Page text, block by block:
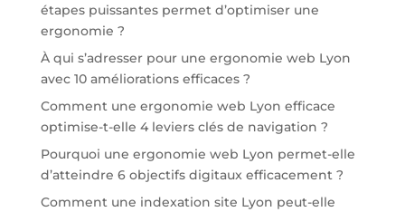
étapes puissantes permet d’optimiser une
ergonomie ?
À qui s’adresser pour une ergonomie web Lyon
avec 10 améliorations efficaces ?
Comment une ergonomie web Lyon efficace
optimise-t-elle 4 leviers clés de navigation ?
Pourquoi une ergonomie web Lyon permet-elle
d’atteindre 6 objectifs digitaux efficacement ?
Comment une indexation site Lyon peut-elle